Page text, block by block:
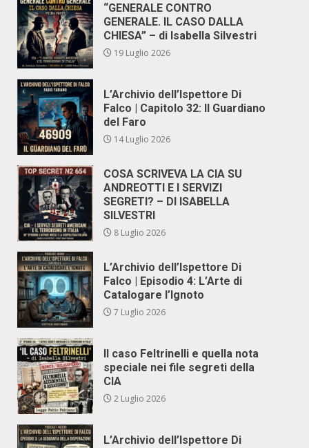
“GENERALE CONTRO
GENERALE. IL CASO DALLA
CHIESA” – di Isabella Silvestri
19 Luglio 2026
L’Archivio dell’Ispettore Di
Falco | Capitolo 32: Il Guardiano
del Faro
14 Luglio 2026
COSA SCRIVEVA LA CIA SU
ANDREOTTI E I SERVIZI
SEGRETI? – DI ISABELLA
SILVESTRI
8 Luglio 2026
L’Archivio dell’Ispettore Di
Falco | Episodio 4: L’Arte di
Catalogare l’Ignoto
7 Luglio 2026
Il caso Feltrinelli e quella nota
speciale nei file segreti della
CIA
2 Luglio 2026
L’Archivio dell’Ispettore Di